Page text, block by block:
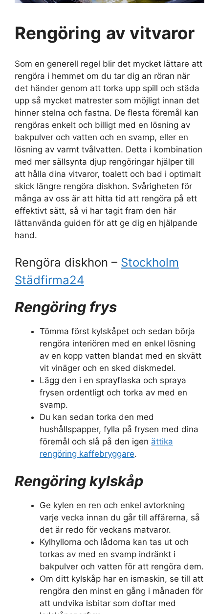
Rengöring av vitvaror
Som en generell regel blir det mycket lättare att
rengöra i hemmet om du tar dig an röran när
det händer genom att torka upp spill och städa
upp så mycket matrester som möjligt innan det
hinner stelna och fastna. De flesta föremål kan
rengöras enkelt och billigt med en lösning av
bakpulver och vatten och en svamp, eller en
lösning av varmt tvålvatten. Detta i kombination
med mer sällsynta djup rengöringar hjälper till
att hålla dina vitvaror, toalett och bad i optimalt
skick längre rengöra diskhon. Svårigheten för
många av oss är att hitta tid att rengöra på ett
effektivt sätt, så vi har tagit fram den här
lättanvända guiden för att ge dig en hjälpande
hand.
Rengöra diskhon – Stockholm
Städfirma24
Rengöring frys
Tömma först kylskåpet och sedan börja
rengöra interiören med en enkel lösning
av en kopp vatten blandat med en skvätt
vit vinäger och en sked diskmedel.
Lägg den i en sprayflaska och spraya
frysen ordentligt och torka av med en
svamp.
Du kan sedan torka den med
hushållspapper, fylla på frysen med dina
föremål och slå på den igen ättika
rengöring kaffebryggare.
Rengöring kylskåp
Ge kylen en ren och enkel avtorkning
varje vecka innan du går till affärerna, så
det är redo för veckans matvaror.
Kylhyllorna och lådorna kan tas ut och
torkas av med en svamp indränkt i
bakpulver och vatten för att rengöra dem.
Om ditt kylskåp har en ismaskin, se till att
rengöra den minst en gång i månaden för
att undvika isbitar som doftar med